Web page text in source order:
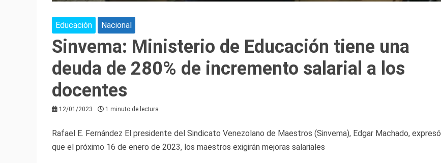
Educación Nacional
Sinvema: Ministerio de Educación tiene una
deuda de 280% de incremento salarial a los
docentes
12/01/2023 1 minuto de lectura
Rafael E. Fernández El presidente del Sindicato Venezolano de Maestros (Sinvema), Edgar Machado, expresó
que el próximo 16 de enero de 2023, los maestros exigirán mejoras salariales